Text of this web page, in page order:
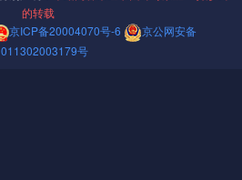
Container Manager armv8
和威联通img、qpkg解包打包脚本
的转载
京ICP备20004070号-6
京公网安备
号